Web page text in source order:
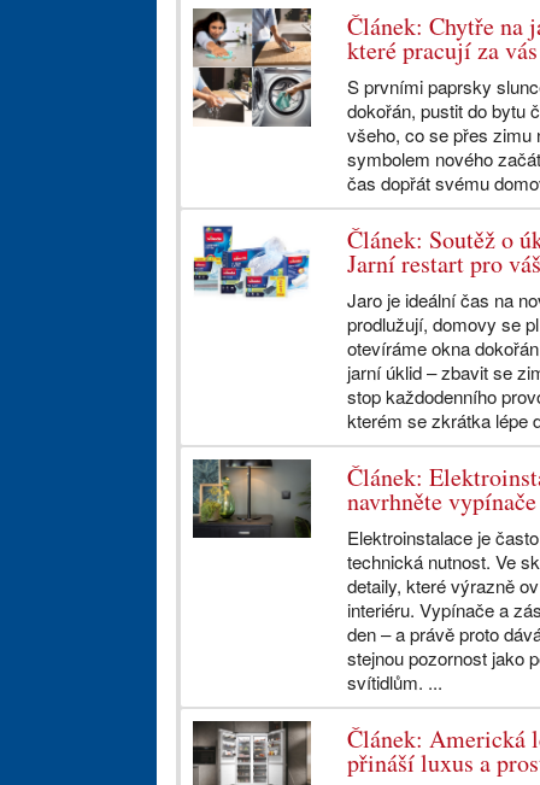
Článek: Chytře
které pracují za vás
S prvními paprsky
dokořán, pustit do bytu
všeho, co se přes zimu
symbolem nového
čas dopřát svému
Článek: Soutěž o
Jarní restart pro
Jaro je ideální čas na
prodlužují, domovy se
otevíráme okna
jarní úklid – zbavit se
stop každodenního
kterém se zkrátka lépe
Článek:
navrhněte
Elektroinstalace je
technická nutnost. Ve
detaily, které výrazně
interiéru. Vypínače a
den – a právě proto
stejnou pozornost jako
svítidlům. ...
Článek: Americká
přináší luxus a